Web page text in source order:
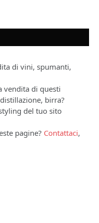
di vini, spumanti,
vendita di questi
birra?
del tuo sito
pagine? Contattaci,